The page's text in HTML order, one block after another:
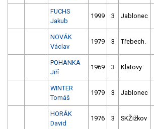
FUCHS
Jakub
1999 3 Jablonec
NOVÁK
Václav
1979 3 Třebech.
POHANKA
Jiří
1969 3 Klatovy
WINTER
Tomáš
1979 3 Jablonec
HORÁK
David
1976 3 SKŽižkov